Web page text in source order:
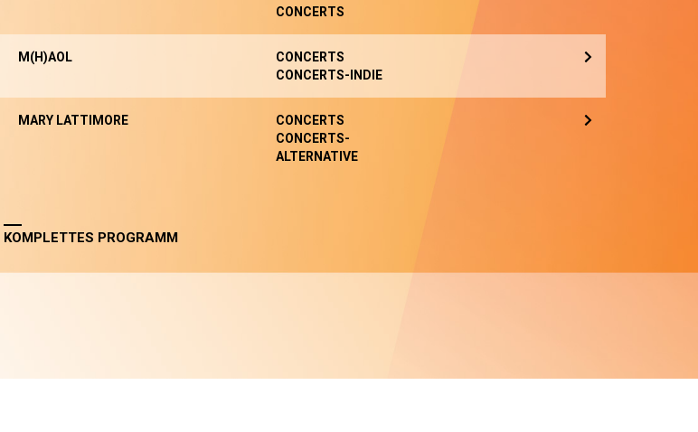
CONCERTS
M(H)AOL
CONCERTS
CONCERTS-INDIE
MARY LATTIMORE
CONCERTS
CONCERTS-
ALTERNATIVE
KOMPLETTES PROGRAMM